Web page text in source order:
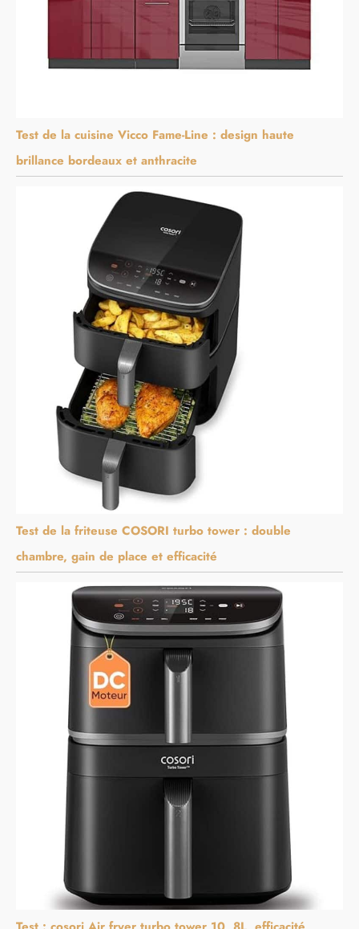
Test de la cuisine Vicco Fame-Line : design haute
brillance bordeaux et anthracite
Test de la friteuse COSORI turbo tower : double
chambre, gain de place et efficacité